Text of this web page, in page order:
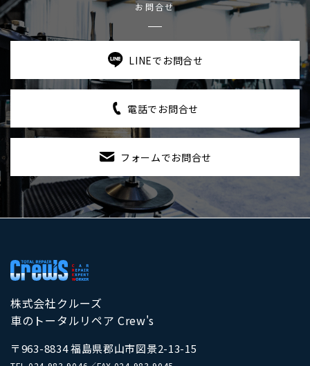
お問合せ
LINEでお問合せ
電話でお問合せ
フォームでお問合せ
株式会社クルーズ
車のトータルリペア Crew's
〒963-8834 福島県郡山市図景2-13-15